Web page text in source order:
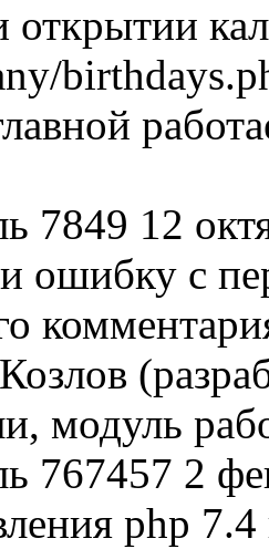
7849 12
ошибку с
модуль
767457 2
php